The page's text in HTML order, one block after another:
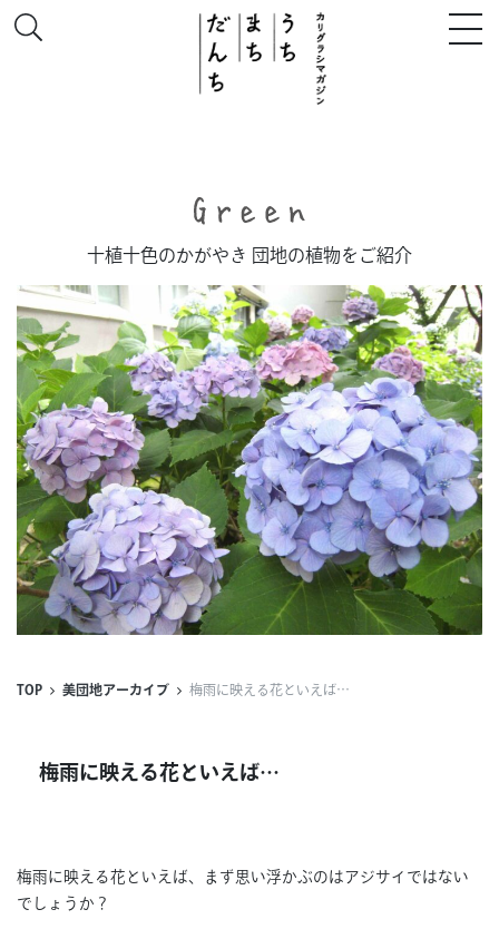
このサイトについて
# うち
# まち
# だんち
ちず
特集
連載
ジャーナル
タグ一覧
十植十色のかがやき 団地の植物をご紹介
TOP 美団地アーカイブ 梅雨に映える花といえば…
梅雨に映える花といえば…
梅雨に映える花といえば、まず思い浮かぶのはアジサイではない
でしょうか？